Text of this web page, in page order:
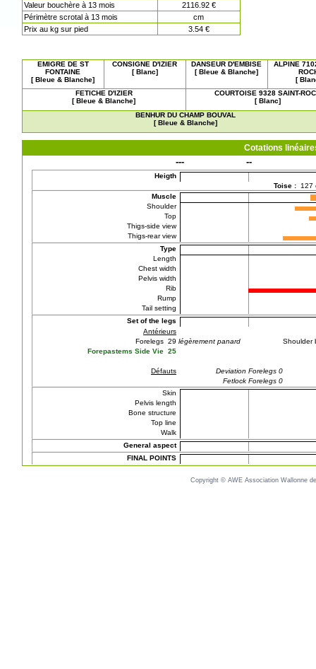
Valeur bouchère à 13 mois
2116.92 €
Périmètre scrotal à 13 mois
cm
Prix au kg sur pied
3.54 €
EMIGRE DE ST
FONTAINE
[ Bleue & Blanche]
CONSIGNE D'IZIER
[ Blanc]
DANSEUR D'EMBISE
[ Bleue & Blanche]
ALPINE
[
FETICHE D'IZIER
[ Bleue & Blanche]
COURTOISE 9328 SAINT-
[ Blanc]
BENHUR DU CHAMP BOUVAL
[ Bleue & Blanche]
Cotations
--- --
Heigth
Toise : 127
Muscle
Shoulder
Top
Thigs-side view
Thigs-rear view
Type
Length
Chest width
Pelvis width
Rib
Rump
Tail setting
Set of the legs
Antérieurs
Forelegs 29
Forepastems Side Vie 25
Défauts
légèrement panard Shoulder
Deviation Forelegs 0
Fetlock Forelegs 0
Skin
Pelvis length
Bone structure
Top line
Walk
General aspect
FINAL POINTS
Copyright © AWE Association Wallonne